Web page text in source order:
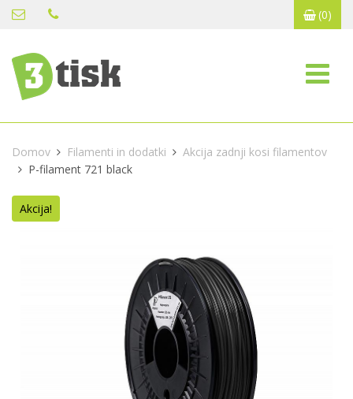
(0)
Domov Filamenti in dodatki
Akcija zadnji kosi filamentov
P-filament 721 black
Akcija!